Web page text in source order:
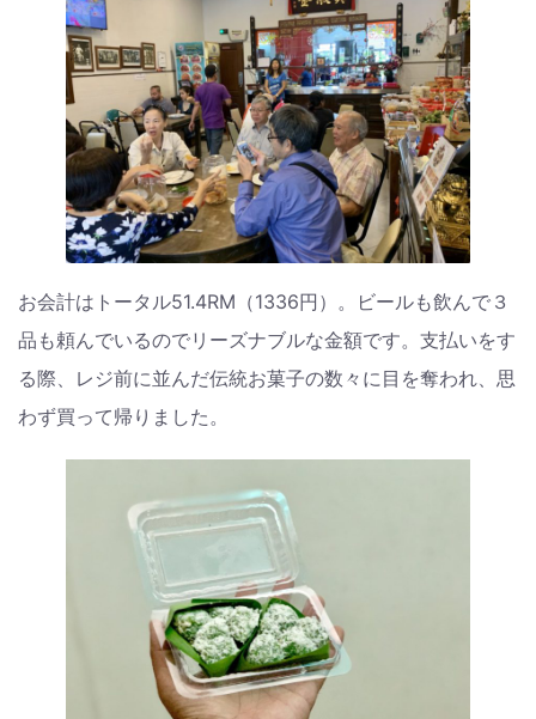
お会計はトータル51.4RM（1336円）。ビールも飲んで３
品も頼んでいるのでリーズナブルな金額です。支払いをす
る際、レジ前に並んだ伝統お菓子の数々に目を奪われ、思
わず買って帰りました。